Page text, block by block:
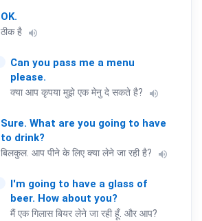
OK.
ठीक है volume_up
Can you pass me a menu
please.
क्या आप कृपया मुझे एक मेनु दे सकते है? volume_up
Sure. What are you going to have
to drink?
बिलकुल. आप पीने के लिए क्या लेने जा रही है? volume_up
I'm going to have a glass of
beer. How about you?
मैं एक गिलास बियर लेने जा रही हूँ. और आप?